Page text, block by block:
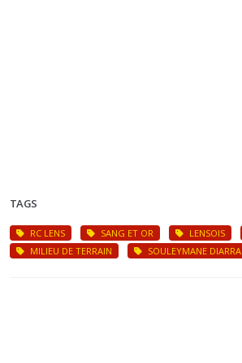
TAGS
RC LENS SANG ET OR LENSOIS
MILIEU DE TERRAIN
SOULEYMANE DIARRA